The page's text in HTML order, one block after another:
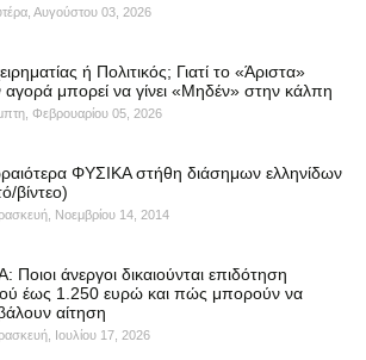
Αυγούστου 03, 2026
ή Πολιτικός; Γιατί το «Άριστα»
αγορά μπορεί να γίνει «Μηδέν» στην κάλπη
Φεβρουαρίου 05, 2026
ΦΥΣΙΚΑ στήθη διάσημων ελληνίδων
βίντεο)
Νοεμβρίου 14, 2014
Ποιοι άνεργοι δικαιούνται επιδότηση
έως 1.250 ευρώ και πώς μπορούν να
αίτηση
Ιουλίου 17, 2026